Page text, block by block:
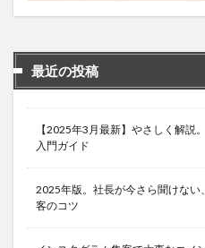
最近の投稿
【2025年3月最新】やさしく解説
入門ガイド
2025年版。社長が今さら聞けな
客のコツ